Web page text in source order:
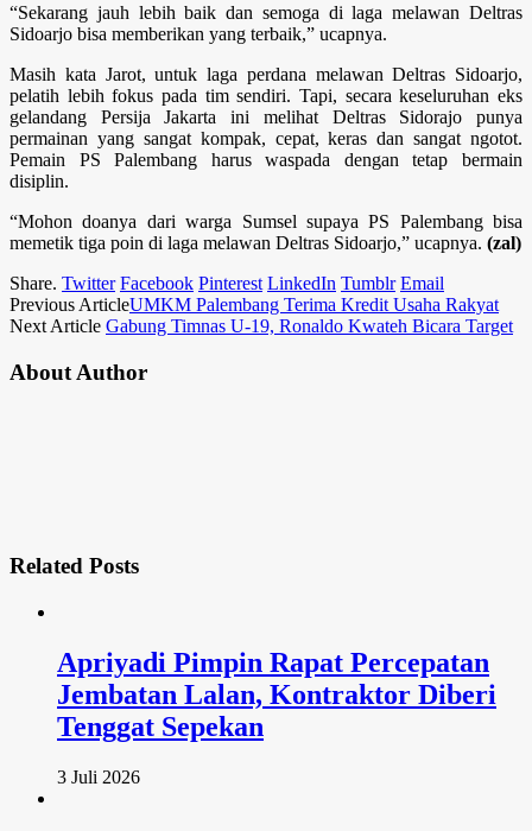
“Sekarang jauh lebih baik dan semoga di laga melawan Deltras
Sidoarjo bisa memberikan yang terbaik,” ucapnya.
Masih kata Jarot, untuk laga perdana melawan Deltras Sidoarjo,
pelatih lebih fokus pada tim sendiri. Tapi, secara keseluruhan eks
gelandang Persija Jakarta ini melihat Deltras Sidorajo punya
permainan yang sangat kompak, cepat, keras dan sangat ngotot.
Pemain PS Palembang harus waspada dengan tetap bermain
disiplin.
“Mohon doanya dari warga Sumsel supaya PS Palembang bisa
memetik tiga poin di laga melawan Deltras Sidoarjo,” ucapnya. (zal)
Share. Twitter Facebook Pinterest LinkedIn Tumblr Email
Previous ArticleUMKM Palembang Terima Kredit Usaha Rakyat
Next Article Gabung Timnas U-19, Ronaldo Kwateh Bicara Target
About Author
Related Posts
Apriyadi Pimpin Rapat Percepatan
Jembatan Lalan, Kontraktor Diberi
Tenggat Sepekan
3 Juli 2026